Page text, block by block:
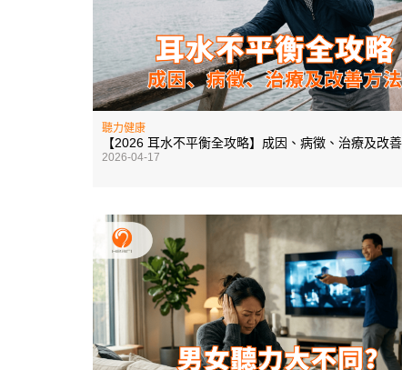
聽力健康
【2026 耳水不平衡全攻略】成因、病徵、治療及改
2026-04-17